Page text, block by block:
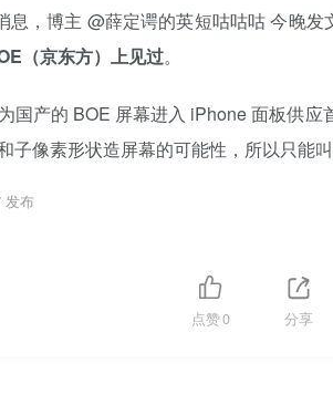
息，博主 @薛定谔的英短咕咕咕 今晚
（京东方）上见过。
国产的 BOE 屏幕进入 iPhone 面板供
子像素形状造屏幕的可能性，所以只能叫“
发布
点赞0 分享